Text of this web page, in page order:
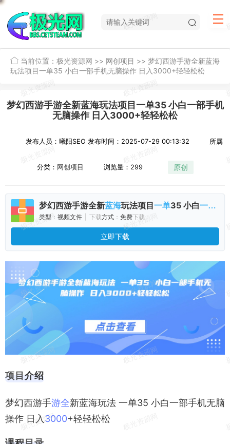
当前位置： 极光资源网 >> 网创项目 >> 梦幻西游手游全新蓝海
玩法项目一单35 小白一部手机无脑操作 日入3000+轻轻松松
梦幻西游手游全新蓝海玩法项目一单35 小白一部手机
无脑操作 日入3000+轻轻松松
发布人员：曦阳SEO 发布时间：2025-07-29 00:13:32 所属
分类： 网创项目 浏览量：299 原创
梦幻西游手游全新蓝海玩法项目一单35 小白一部
类型 ： 视频文件 下载方式 ： 免费下载
立即下载
项目 介绍
梦幻西游手游全新蓝海玩法 一单35 小白一部手机无脑
操作 日入 3000+轻轻松松